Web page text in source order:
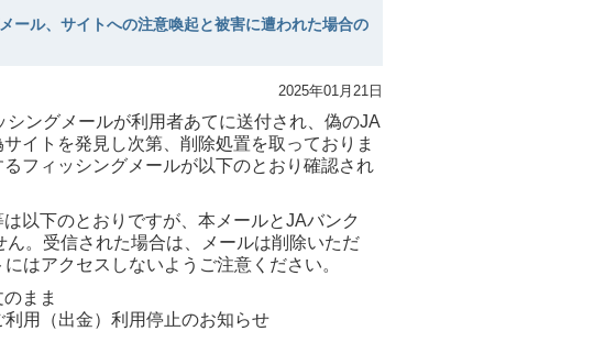
ール、サイトへの注意喚起と被害に遭われた場合の
2025年01月21日
ングメールが利用者あてに送付され、偽のJA
イトを発見し次第、削除処置を取っておりま
フィッシングメールが以下のとおり確認され
以下のとおりですが、本メールとJAバンク
ん。受信された場合は、メールは削除いただ
はアクセスしないようご注意ください。
まま
用（出金）利用停止のお知らせ